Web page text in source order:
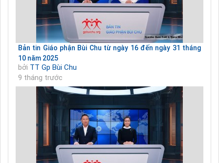
Bản tin Giáo phận Bùi Chu từ ngày 16 đến ngày 31 tháng
10 năm 2025
bởi TT Gp Bùi Chu
9 tháng trước